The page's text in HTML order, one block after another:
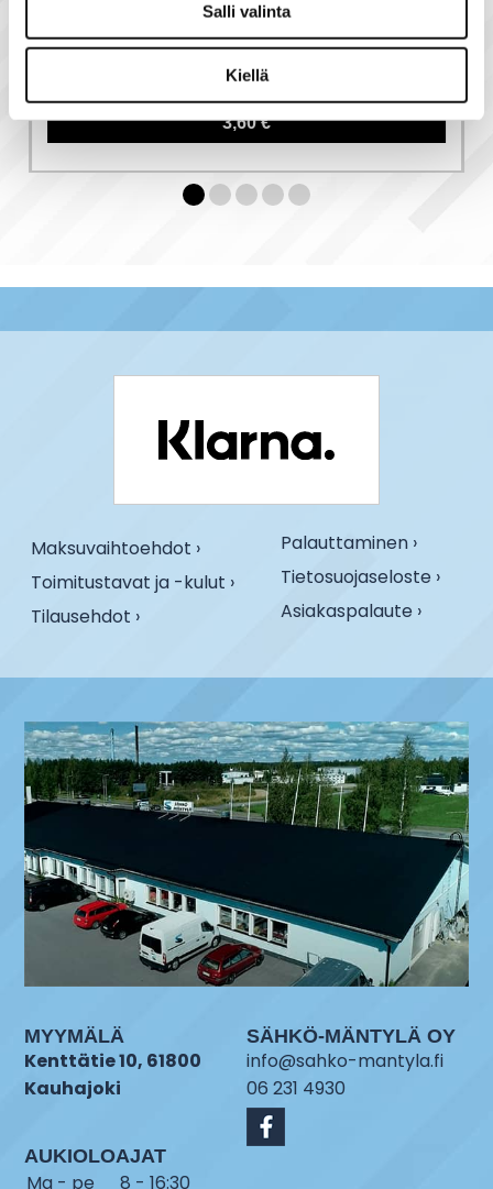
Salli valinta
Kiellä
ABB Jussi 1-os
peitelevy
3,60 €
Maksuvaihtoehdot ›
Toimitustavat ja -kulut ›
Tilausehdot ›
Palauttaminen ›
Tietosuojaseloste ›
Asiakaspalaute ›
MYYMÄLÄ
Kenttätie 10, 61800
Kauhajoki
AUKIOLOAJAT
Ma - pe 8 - 16:30
SÄHKÖ-MÄNTYLÄ OY
info@sahko-mantyla.fi
06 231 4930